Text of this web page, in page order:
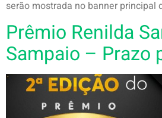
serão mostrada no banner principal
Prêmio Renilda
Sampaio – Prazo